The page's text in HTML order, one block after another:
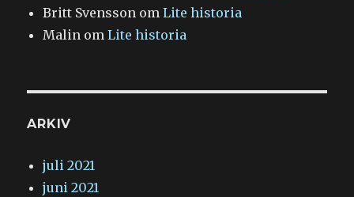
Britt Svensson omLite historia
Malin omLite historia
ARKIV
juli 2021
juni 2021